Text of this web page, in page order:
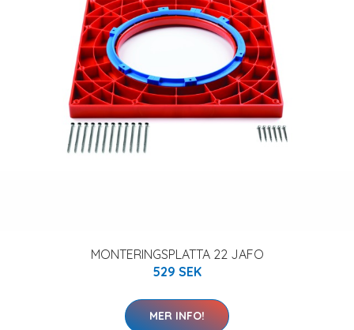
MONTERINGSPLATTA 22 JAFO
529 SEK
MER INFO!